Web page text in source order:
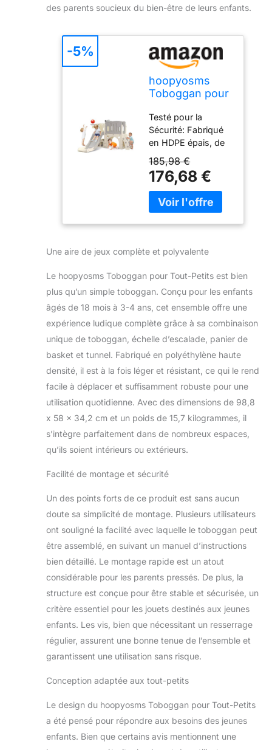
des parents soucieux du bien-être de leurs enfants.
hoopyosms
Toboggan pour
avec Échelle
d'escalade,
Panier de
Basket et
Tunnel,
Ensemble de
Toboggan en
Plastique pour
Enfants, Jouets
Montessori,
Gris
Testé pour la
Sécurité: Fabriqué
en HDPE épais, de
haute qualité et
imperméable, cet
ensemble de
toboggan pour
tout-petits est
conforme aux
normes
européennes et
américaines. Les
petits explorateurs
peuvent jouer en
toute confiance!
Tout en Un: Cet
ensemble de
toboggan
polyvalent pour
bébés comprend
d'activités:
grimpeur,
toboggan, panier
télescope et tunnel
pour engager et
défier, notre
ensemble de
toboggan pour
tout-petits est
parfait pour
favoriser les
compétences
cognitives et
sociales dans un
environnement sûr
et amusant.
et Sécurisé: Notre
d'une zone tampon
allongée en bas,
sécurité pendant la
185,98 €
176,68 €
-5%
Une aire de jeux complète et polyvalente
Le hoopyosms Toboggan pour Tout-Petits est bien
plus qu’un simple toboggan. Conçu pour les enfants
âgés de 18 mois à 3-4 ans, cet ensemble offre une
expérience ludique complète grâce à sa combinaison
unique de toboggan, échelle d’escalade, panier de
basket et tunnel. Fabriqué en polyéthylène haute
densité, il est à la fois léger et résistant, ce qui le rend
facile à déplacer et suffisamment robuste pour une
utilisation quotidienne. Avec des dimensions de 98,8
x 58 x 34,2 cm et un poids de 15,7 kilogrammes, il
s’intègre parfaitement dans de nombreux espaces,
qu’ils soient intérieurs ou extérieurs.
Facilité de montage et sécurité
Un des points forts de ce produit est sans aucun
doute sa simplicité de montage. Plusieurs utilisateurs
ont souligné la facilité avec laquelle le toboggan peut
être assemblé, en suivant un manuel d’instructions
bien détaillé. Le montage rapide est un atout
considérable pour les parents pressés. De plus, la
structure est conçue pour être stable et sécurisée, un
critère essentiel pour les jouets destinés aux jeunes
enfants. Les vis, bien que nécessitant un resserrage
régulier, assurent une bonne tenue de l’ensemble et
garantissent une utilisation sans risque.
Conception adaptée aux tout-petits
Le design du hoopyosms Toboggan pour Tout-Petits
a été pensé pour répondre aux besoins des jeunes
enfants. Bien que certains avis mentionnent une